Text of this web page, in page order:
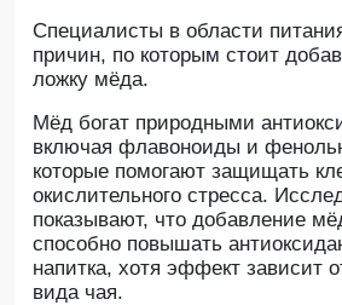
Специалисты в области
причин, по которым стоит
ложку мёда.
Мёд богат природными
включая флавоноиды и
которые помогают защищать
окислительного стресса.
показывают, что добавление
способно повышать
напитка, хотя эффект зависит
вида чая.